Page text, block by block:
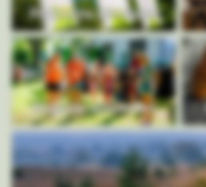
Praktische informatie
Animatie activiteiten